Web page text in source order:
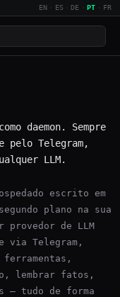
EN ES DE PT FR
daemon. Sempre
pelo Telegram,
LLM.
escrito em
plano na sua
provedor de LLM
via Telegram,
lembrar fatos,
— tudo de forma